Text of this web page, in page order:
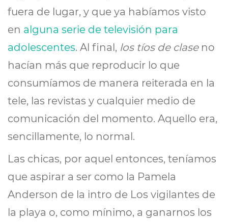
fuera de lugar, y que ya habíamos visto
en alguna serie de televisión para
adolescentes. Al final, los tíos de claseno
hacían más que reproducir lo que
consumíamos de manera reiterada en la
tele, las revistas y cualquier medio de
comunicación del momento. Aquello era,
sencillamente, lo normal.
Las chicas, por aquel entonces, teníamos
que aspirar a ser como la Pamela
Anderson de la intro de Los vigilantes de
la playa o, como mínimo, a ganarnos los